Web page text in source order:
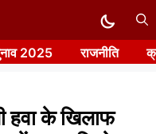
2025 राजनीति
के खिलाफ